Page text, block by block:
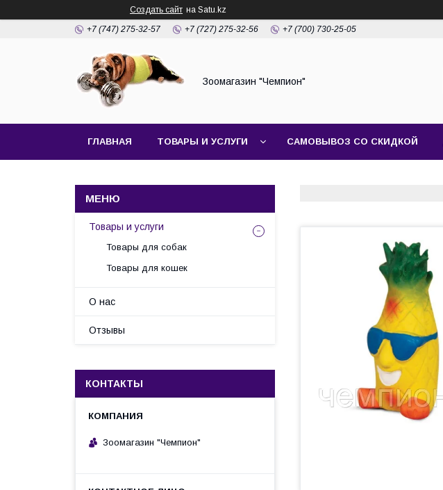
Создать сайт на Satu.kz
+7 (747) 275-32-57 +7 (727) 275-32-56 +7 (700) 730-25-05
Зоомагазин "Чемпион"
ГЛАВНАЯ ТОВАРЫ И УСЛУГИ САМОВЫВОЗ СО СКИДКОЙ
Товары и услуги
Товары для собак
Товары для кошек
О нас
Отзывы
КОНТАКТЫ
Зоомагазин "Чемпион"